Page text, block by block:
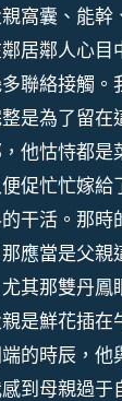
窩囊、能
居鄰人心
聯絡接觸
是為了留
他怙恃都
促忙忙嫁
干活。那
應當是父親
其那雙丹
是鮮花插
的時辰，
到母親過